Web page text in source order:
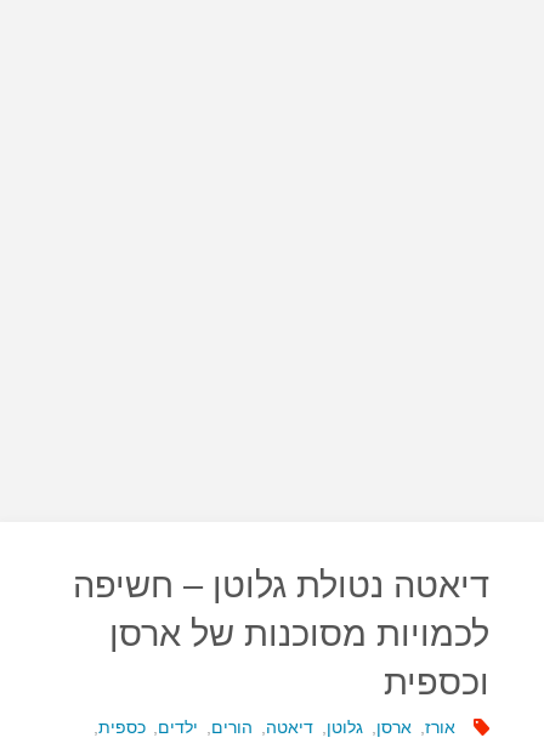
דיאטה נטולת גלוטן – חשיפה
לכמויות מסוכנות של ארסן
וכספית
אורז ארסן גלוטן דיאטה הורים ילדים כספית